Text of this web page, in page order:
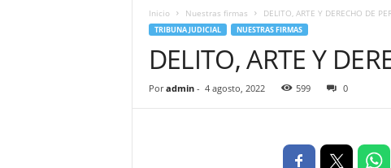
Inicio Nuestras firmas DELITO, ARTE Y DERECHO DE
TRIBUNA JUDICIAL NUESTRAS FIRMAS
DELITO, ARTE Y
Por admin- 4 agosto, 2022 599 0